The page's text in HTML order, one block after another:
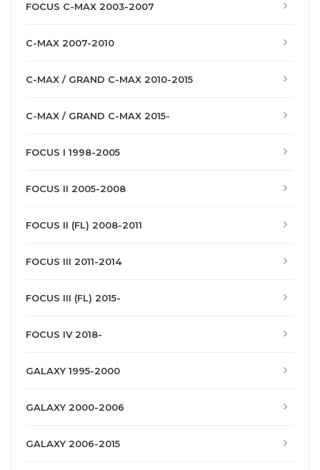
FOCUS C-MAX 2003-2007
C-MAX 2007-2010
C-MAX / GRAND C-MAX 2010-2015
C-MAX / GRAND C-MAX 2015-
FOCUS I 1998-2005
FOCUS II 2005-2008
FOCUS II (FL) 2008-2011
FOCUS III 2011-2014
FOCUS III (FL) 2015-
FOCUS IV 2018-
GALAXY 1995-2000
GALAXY 2000-2006
GALAXY 2006-2015